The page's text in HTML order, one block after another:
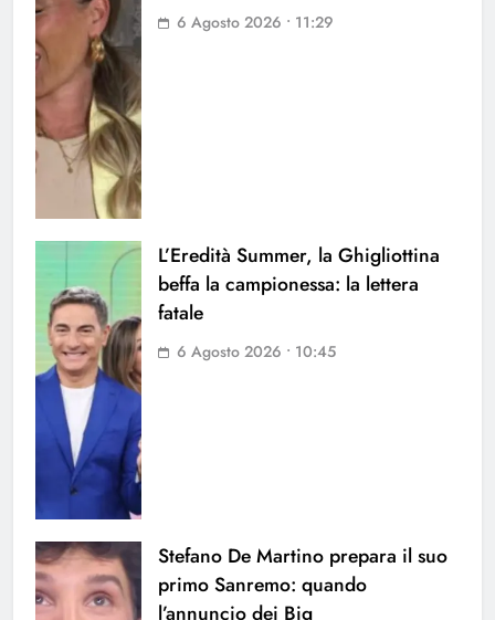
6 Agosto 2026 • 11:29
L’Eredità Summer, la Ghigliottina
beffa la campionessa: la lettera
fatale
6 Agosto 2026 • 10:45
Stefano De Martino prepara il suo
primo Sanremo: quando
l’annuncio dei Big